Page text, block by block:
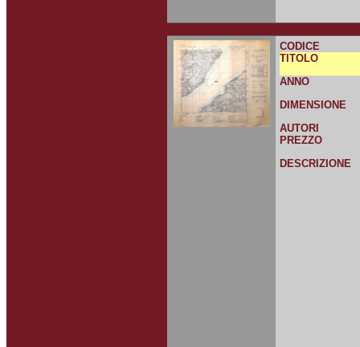
CODICE
TITOLO
ANNO
DIMENSIONE
AUTORI
PREZZO
DESCRIZIONE